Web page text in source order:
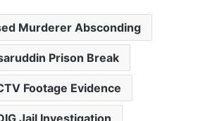
Murderer Absconding
Prison Break
Footage Evidence